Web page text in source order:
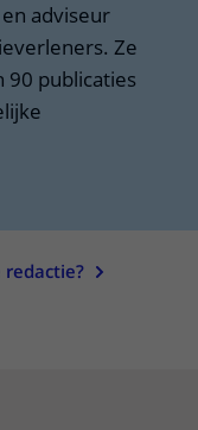
adviseur
Ze
90 publicaties